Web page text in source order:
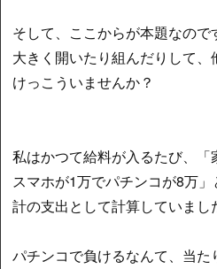
そして、ここからが本題なの
大きく開いたり組んだりして
けっこういませんか？
私はかつて給料が入るたび、「
スマホが1万でパチンコが8万
計の支出として計算していまし
パチンコで負けるなんて、当